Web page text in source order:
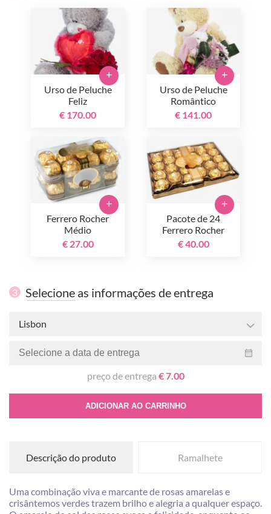
Urso de Peluche
Feliz
€ 170.00
+
Urso de Peluche
Romântico
€ 141.00
+
Ferrero Rocher
Médio
€ 27.00
+
Pacote de 24
Ferrero Rocher
€ 40.00
+
3 Selecione as informações de entrega
Lisbon
preço de entrega € 7.00
ADICIONAR AO CARRINHO
Descrição do produto Ramalhete
Uma combinação viva e marcante de rosas amarelas e
crisântemos verdes trazem brilho e alegria a qualquer espaço.